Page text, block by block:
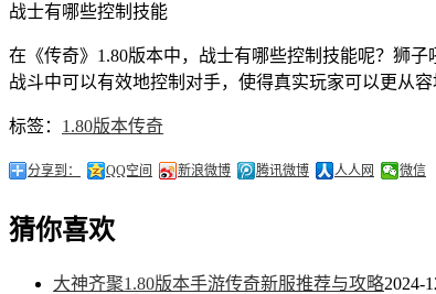
战士有哪些控制技能
在《传奇》1.80版本中，战士有哪些控制技能呢？狮
战斗中可以有效地控制对手，使得真实玩家可以更从容
标签： 1.80版本传奇
分享到： QQ空间 新浪微博 腾讯微博 人人网 微信
猜你喜欢
大神齐聚1.80版本手游传奇新服推荐与攻略2024-